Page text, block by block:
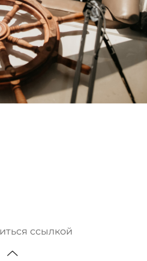
ссылкой